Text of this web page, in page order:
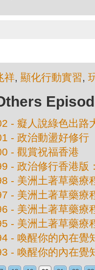
祥, 顯化行動實習,
- 癡人說綠色出路
- 政治動盪好修行
- 觀賞祝福香港
- 政治修行香港
- 美洲土著草藥
- 美洲土著草藥
- 美洲土著草藥
- 美洲土著草藥
- 喚醒你的內在覺
- 喚醒你的內在覺